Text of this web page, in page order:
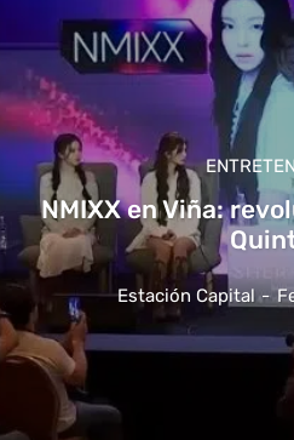
NMIXX en Viña:
Estación Capital -